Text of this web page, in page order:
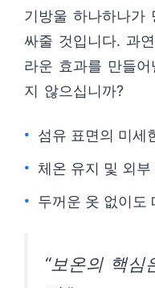
기방울 하나하나가
싸줄 것입니다. 과
라운 효과를 만들어
지 않으십니까?
섬유 표면의 미세
체온 유지 및 외
두꺼운 옷 없이도
“보온의 핵심